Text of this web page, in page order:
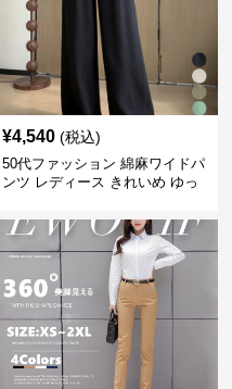
¥4,540 (税込)
50代ファッション 綿麻ワイドパ
ンツ レディース きれいめ ゆっ